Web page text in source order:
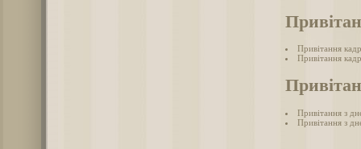
Привітання
Привітання
Привітання з
Привітання з